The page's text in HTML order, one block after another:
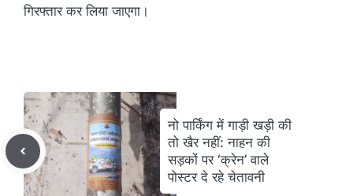
गिरफ्तार कर लिया जाएगा।
नो पार्किंग में गाड़ी खड़ी की
तो खैर नहीं: नाहन की
सड़कों पर ‘क्रेन’ वाले
पोस्टर दे रहे चेतावनी